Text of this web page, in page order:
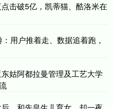
击破5亿，凯蒂猫、酷洛米在
用户推着走、数据追着跑，
姑阿都拉曼管理及工艺大学